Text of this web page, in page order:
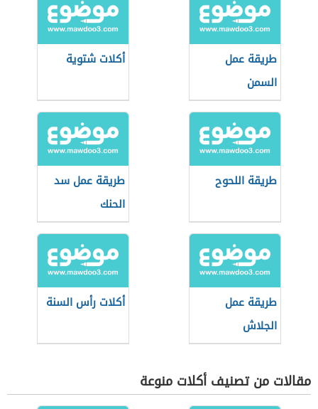
طريقة عمل
السمن
أكلات شتوية
طريقة اللحوح
طريقة عمل سد
الحنك
طريقة عمل
الجلاش
بالبسطرمة
أكلات رأس السنة
مقالات من تصنيف أكلات منوعة